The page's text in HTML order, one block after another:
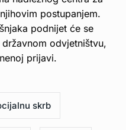
postupanjem.
podnijet će se
odvjetništvu,
prijavi.
skrb